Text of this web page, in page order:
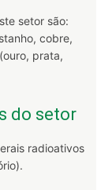
setor são:
cobre,
prata,
do setor
radioativos